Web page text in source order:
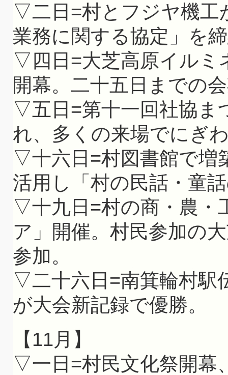
▽二日=村とフジヤ機工
業務に関する協定」を
▽四日=大芝高原イルミ
開幕。二十五日までの
▽五日=第十一回社協ま
れ、多くの来場でにぎ
▽十六日=村図書館で増
活用し「村の民話・童
▽十九日=村の商・農・
ア」開催。村民参加の
参加。
▽二十六日=南箕輪村駅
が大会新記録で優勝。
【11月】
▽一日=村民文化祭開幕